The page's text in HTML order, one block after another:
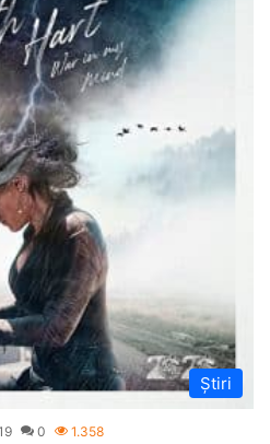
Știri
0 1.358